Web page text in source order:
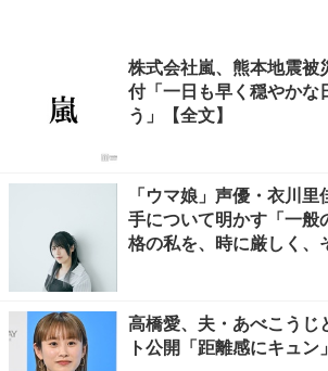
株式会社嵐、熊本地震被
付「一日も早く穏やかな
う」【全文】
「ウマ娘」声優・衣川
手について明かす「一般
格の私を、時に厳しく、
高橋愛、夫・あべこうじ
ト公開「距離感にキュン